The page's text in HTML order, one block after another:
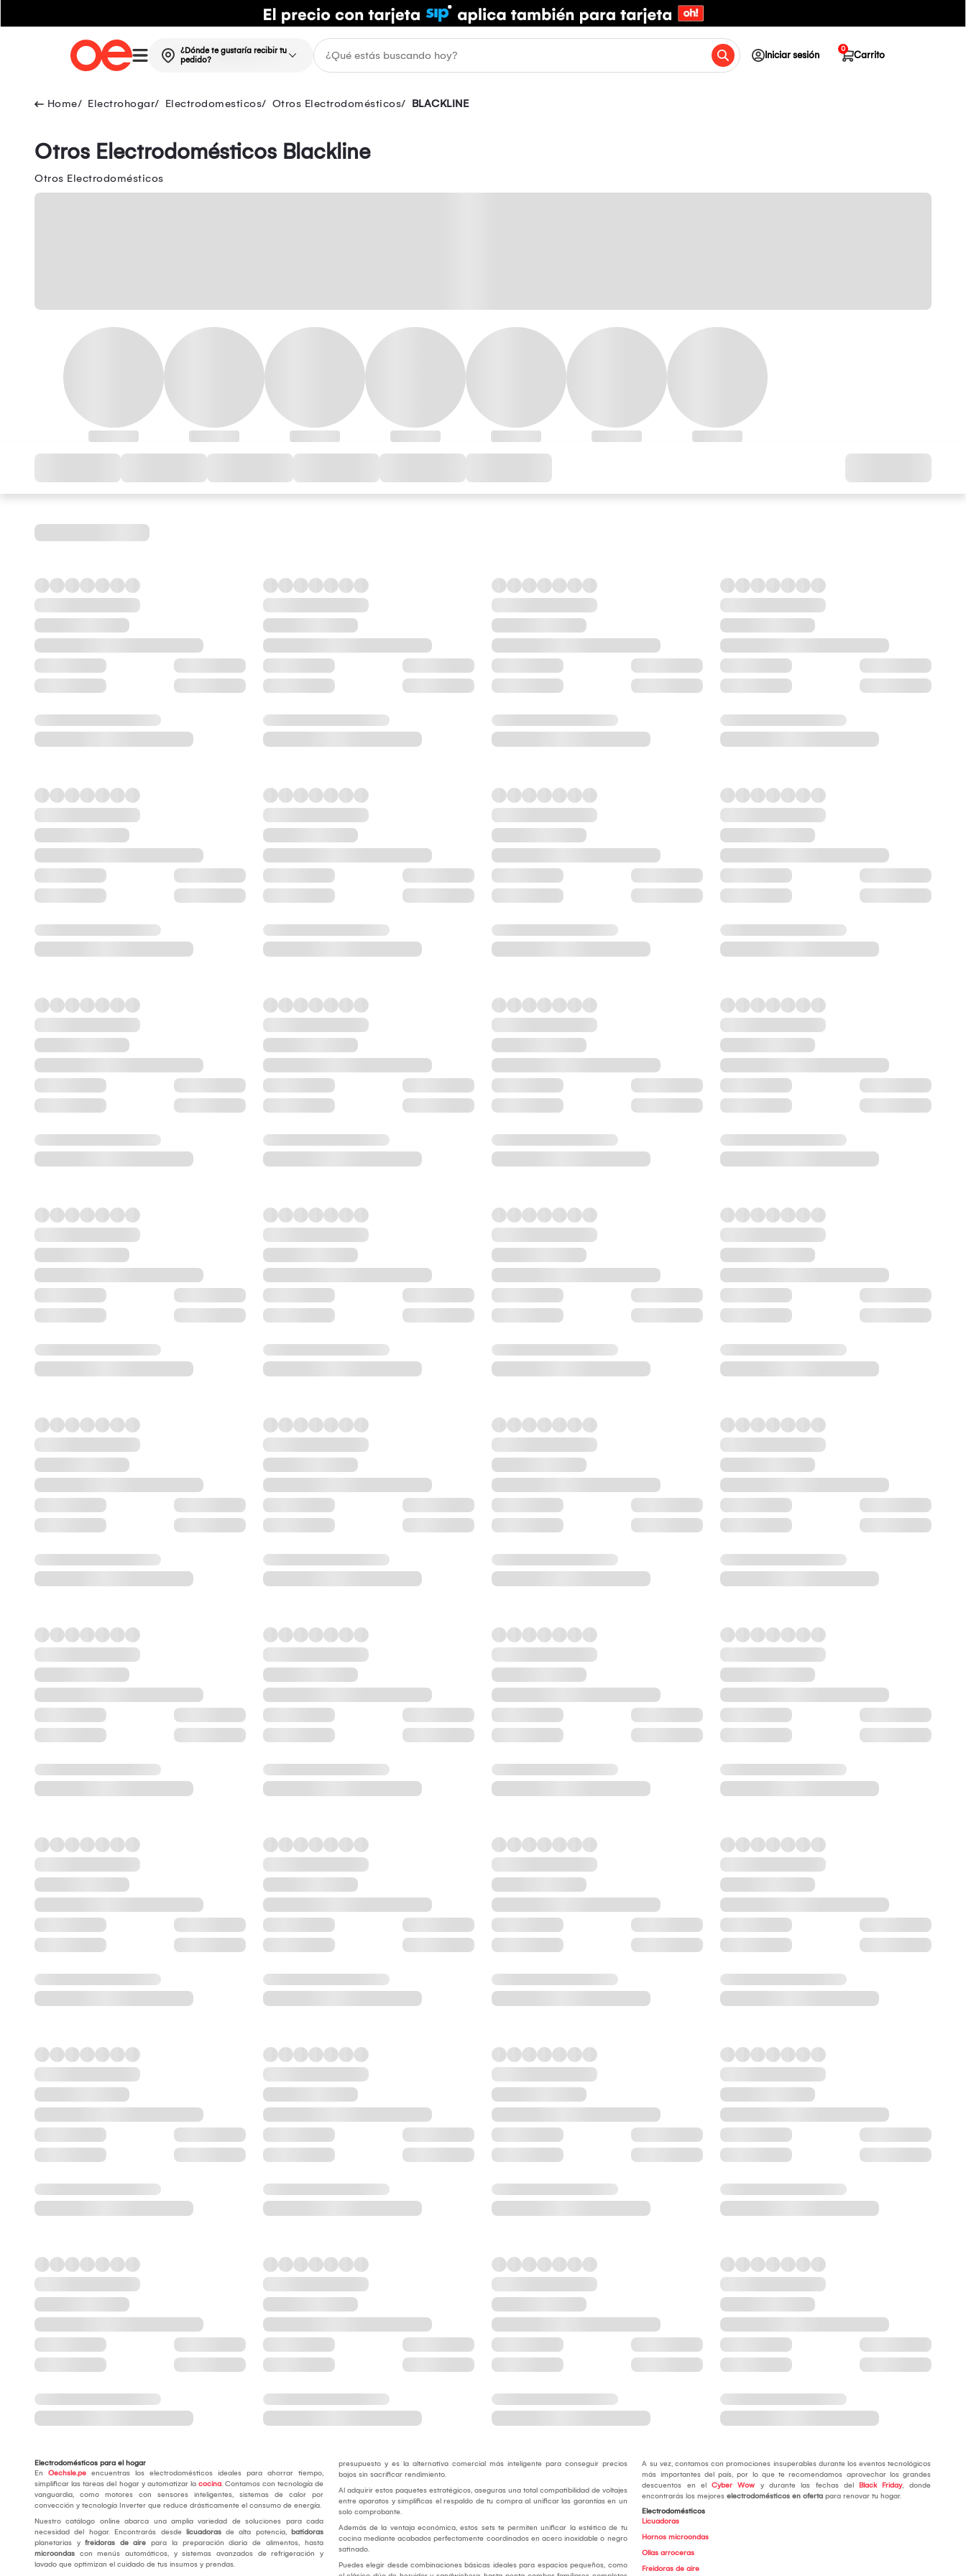
¿Dónde te gustaría recibir tu
pedido?
Iniciar sesión Carrito
0
Electrohogar Electrodomesticos Otros Electrodomésticos BLACKLINE
Otros Electrodomésticos Blackline
Otros Electrodomésticos
Electrodomésticos para el hogar
En Oechsle.pe encuentras los electrodomésticos ideales para ahorrar tiempo,
simplificar las tareas del hogar y automatizar la cocina. Contamos con tecnología de
vanguardia, como motores con sensores inteligentes, sistemas de calor por
convección y tecnología Inverter que reduce drásticamente el consumo de energía.
Nuestro catálogo online abarca una amplia variedad de soluciones para cada
necesidad del hogar. Encontrarás desde
licuadoras de alta potencia,
batidoras
planetarias y freidoras de aire para la preparación diaria de alimentos, hasta
microondas con menús automáticos, y sistemas avanzados de refrigeración y
lavado que optimizan el cuidado de tus insumos y prendas.
presupuesto y es la alternativa comercial más inteligente para conseguir precios
bajos sin sacrificar rendimiento.
Al adquirir estos paquetes estratégicos, aseguras una total compatibilidad de voltajes
entre aparatos y simplificas el respaldo de tu compra al unificar las garantías en un
solo comprobante.
Además de la ventaja económica, estos sets te permiten unificar la estética de tu
cocina mediante acabados perfectamente coordinados en acero inoxidable o negro
satinado.
Puedes elegir desde combinaciones básicas ideales para espacios pequeños, como
A su vez, contamos con promociones insuperables durante los eventos tecnológicos
más importantes del país, por lo que te recomendamos aprovechar los grandes
descuentos en elCyber Wow y durante las fechas del Black Friday, donde
encontrarás los mejoreselectrodomésticos en oferta para renovar tu hogar.
Electrodomésticos
Licuadoras
Hornos microondas
Ollas arroceras
Freidoras de aire